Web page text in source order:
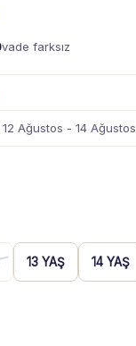
vade farksız
12 Ağustos - 14 Ağustos
13 YAŞ 14 YAŞ